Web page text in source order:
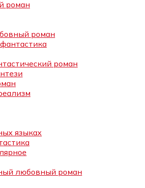
роман
роман
роман
языках
любовный роман